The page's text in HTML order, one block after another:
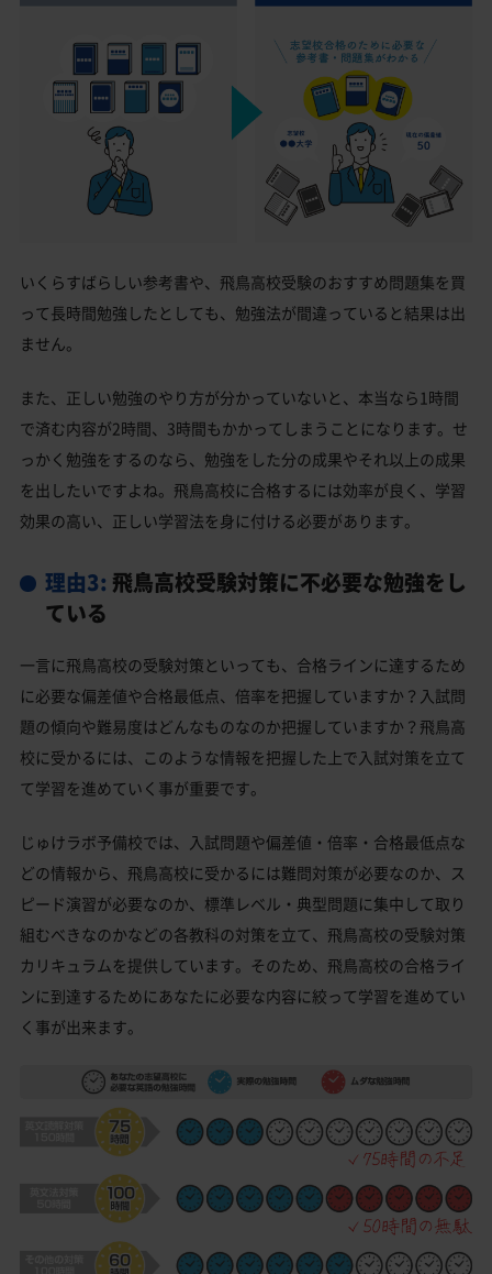
いくらすばらしい参考書や、飛鳥高校受験のおすすめ問題集を買
って長時間勉強したとしても、勉強法が間違っていると結果は出
ません。
また、正しい勉強のやり方が分かっていないと、本当なら1時間
で済む内容が2時間、3時間もかかってしまうことになります。せ
っかく勉強をするのなら、勉強をした分の成果やそれ以上の成果
を出したいですよね。飛鳥高校に合格するには効率が良く、学習
効果の高い、正しい学習法を身に付ける必要があります。
理由3: 飛鳥高校受験対策に不必要な勉強をし
ている
一言に飛鳥高校の受験対策といっても、合格ラインに達するため
に必要な偏差値や合格最低点、倍率を把握していますか？入試問
題の傾向や難易度はどんなものなのか把握していますか？飛鳥高
校に受かるには、このような情報を把握した上で入試対策を立て
て学習を進めていく事が重要です。
じゅけラボ予備校では、入試問題や偏差値・倍率・合格最低点な
どの情報から、飛鳥高校に受かるには難問対策が必要なのか、ス
ピード演習が必要なのか、標準レベル・典型問題に集中して取り
組むべきなのかなどの各教科の対策を立て、飛鳥高校の受験対策
カリキュラムを提供しています。そのため、飛鳥高校の合格ライ
ンに到達するためにあなたに必要な内容に絞って学習を進めてい
く事が出来ます。